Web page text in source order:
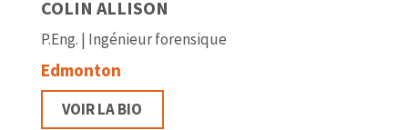
COLIN ALLISON
P.Eng. | Ingénieur forensique
Edmonton
VOIR LA BIO